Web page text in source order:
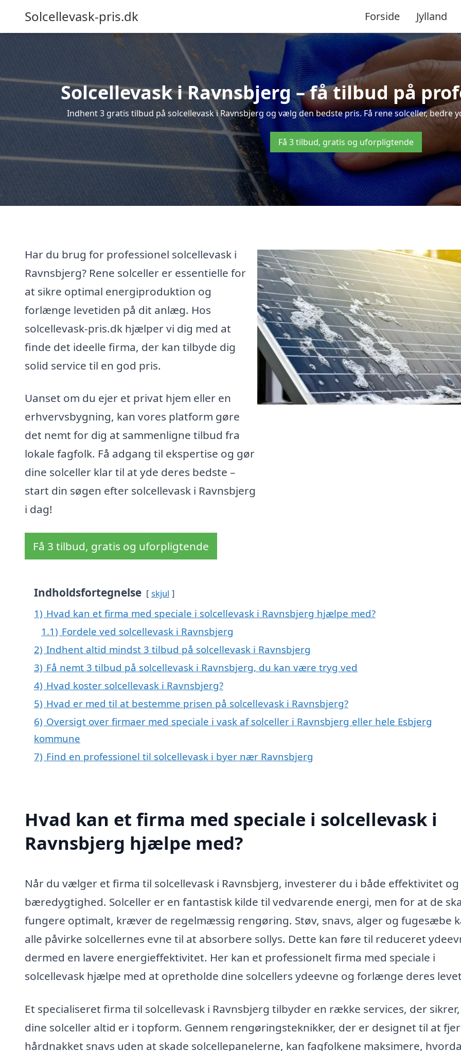
Solcellevask-pris.dk Forside Jylland
Solcellevask i Ravnsbjerg – få tilbud på
Indhent 3 gratis tilbud på solcellevask i Ravnsbjerg og vælg den bedste pris. Få rene solceller, bedre
Få 3 tilbud, gratis og uforpligtende
Har du brug for professionel solcellevask i
Ravnsbjerg? Rene solceller er essentielle for
at sikre optimal energiproduktion og
forlænge levetiden på dit anlæg. Hos
solcellevask-pris.dk hjælper vi dig med at
finde det ideelle firma, der kan tilbyde dig
solid service til en god pris.
Uanset om du ejer et privat hjem eller en
erhvervsbygning, kan vores platform gøre
det nemt for dig at sammenligne tilbud fra
lokale fagfolk. Få adgang til ekspertise og gør
dine solceller klar til at yde deres bedste –
start din søgen efter solcellevask i Ravnsbjerg
i dag!
Få 3 tilbud, gratis og uforpligtende
Indholdsfortegnelse skjul
1) Hvad kan et firma med speciale i solcellevask i Ravnsbjerg hjælpe med?
1.1) Fordele ved solcellevask i Ravnsbjerg
2) Indhent altid mindst 3 tilbud på solcellevask i Ravnsbjerg
3) Få nemt 3 tilbud på solcellevask i Ravnsbjerg, du kan være tryg ved
4) Hvad koster solcellevask i Ravnsbjerg?
5) Hvad er med til at bestemme prisen på solcellevask i Ravnsbjerg?
6) Oversigt over firmaer med speciale i vask af solceller i Ravnsbjerg eller hele Esbjerg
kommune
7) Find en professionel til solcellevask i byer nær Ravnsbjerg
Hvad kan et firma med speciale i solcellevask i
Ravnsbjerg hjælpe med?
Når du vælger et firma til solcellevask i Ravnsbjerg, investerer du i både effektivitet og
bæredygtighed. Solceller er en fantastisk kilde til vedvarende energi, men for at de
fungere optimalt, kræver de regelmæssig rengøring. Støv, snavs, alger og fugesæbe
alle påvirke solcellernes evne til at absorbere sollys. Dette kan føre til reduceret
dermed en lavere energieffektivitet. Her kan et professionelt firma med speciale i
solcellevask hjælpe med at opretholde dine solcellers ydeevne og forlænge deres
Et specialiseret firma til solcellevask i Ravnsbjerg tilbyder en række services, der
dine solceller altid er i topform. Gennem rengøringsteknikker, der er designet til at
hårdnakket snavs uden at skade solcellepanelerne, kan fagfolkene maksimere,